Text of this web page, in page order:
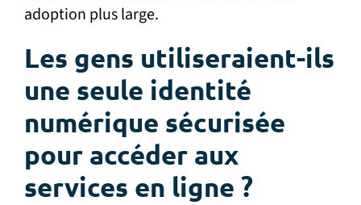
adoption plus large.
Les gens utiliseraient-ils
une seule identité
numérique sécurisée
pour accéder aux
services en ligne ?